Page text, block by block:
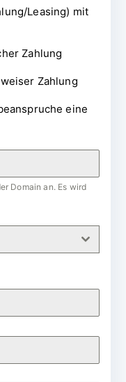
Leasing) mit
Zahlung
Zahlung
eine
Domain an. Es wird